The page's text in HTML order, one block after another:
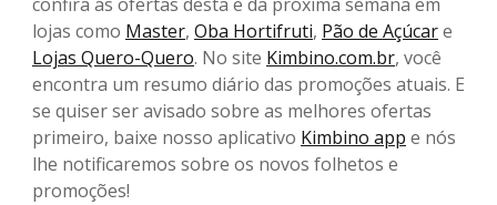
confira as ofertas desta e da próxima semana em
lojas como Master, Oba Hortifruti, Pão de Açúcare
Lojas Quero-Quero. No site Kimbino.com.br, você
encontra um resumo diário das promoções atuais. E
se quiser ser avisado sobre as melhores ofertas
primeiro, baixe nosso aplicativo Kimbino app e nós
lhe notificaremos sobre os novos folhetos e
promoções!